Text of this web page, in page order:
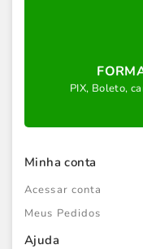
PIX, Boleto,
Minha conta
Acessar conta
Meus Pedidos
Ajuda